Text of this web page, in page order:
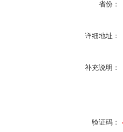
省份：
详细地址：
补充说明：
验证码：